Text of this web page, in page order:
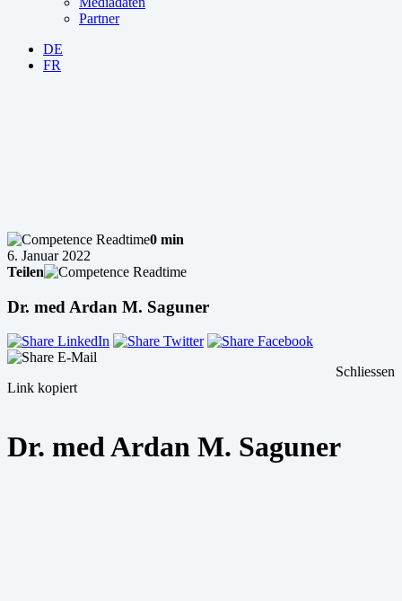
Partner
DE
FR
0 min
6. Januar 2022
Teilen
Dr. med Ardan M. Saguner
Link kopiert
Schliessen
Dr. med Ardan M. Saguner